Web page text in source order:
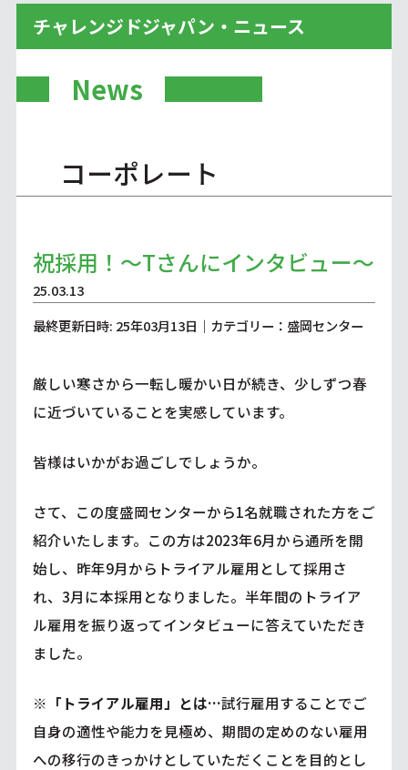
チャレンジドジャパン・ニュース
News
コーポレート
祝採用！～Tさんにインタビュー～
25.03.13
最終更新日時: 25年03月13日｜カテゴリー：盛岡センター
厳しい寒さから一転し暖かい日が続き、少しずつ春
に近づいていることを実感しています。
皆様はいかがお過ごしでしょうか。
さて、この度盛岡センターから1名就職された方をご
紹介いたします。この方は2023年6月から通所を開
始し、昨年9月からトライアル雇用として採用さ
れ、3月に本採用となりました。半年間のトライア
ル雇用を振り返ってインタビューに答えていただき
ました。
※ 「トライアル雇用」とは…試行雇用することでご
自身の適性や能力を見極め、期間の定めのない雇用
への移行のきっかけとしていただくことを目的とし